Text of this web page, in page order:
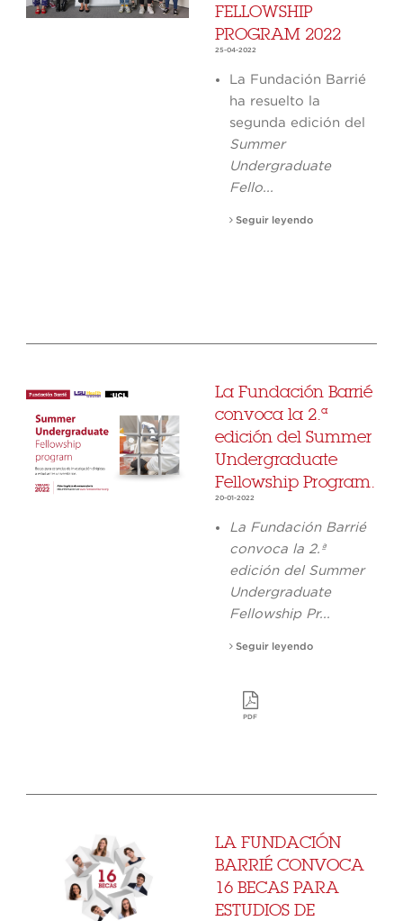
FELLOWSHIP
PROGRAM 2022
25-04-2022
La Fundación Barrié
ha resuelto la
segunda edición del
Summer
Undergraduate
Fello...
Seguir leyendo
La Fundación Barrié
convoca la 2.ª
edición del Summer
Undergraduate
Fellowship Program.
20-01-2022
La Fundación Barrié
convoca la 2.ª
edición del Summer
Undergraduate
Fellowship Pr...
Seguir leyendo
PDF
LA FUNDACIÓN
BARRIÉ CONVOCA
16 BECAS PARA
ESTUDIOS DE